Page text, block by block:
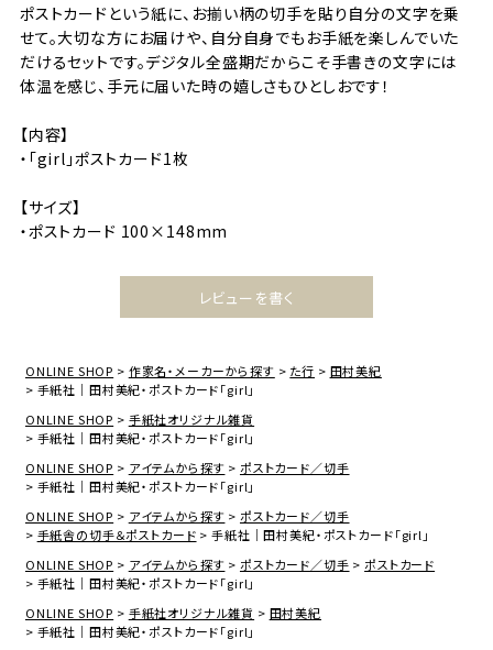
ポストカードという紙に、お揃い柄の切手を貼り自分の文字を乗
せて。大切な方にお届けや、自分自身でもお手紙を楽しんでいた
だけるセットです。デジタル全盛期だからこそ手書きの文字には
体温を感じ、手元に届いた時の嬉しさもひとしおです！
【内容】
・「girl」ポストカード1枚
【サイズ】
・ポストカード 100×148mm
レビューを書く
ONLINE SHOP 作家名・メーカーから探す た行
田村美紀
手紙社｜田村美紀・ポストカード「girl」
ONLINE SHOP
手紙社オリジナル雑貨
手紙社｜田村美紀・ポストカード「girl」
ONLINE SHOP
アイテムから探す
ポストカード／切手
手紙社｜田村美紀・ポストカード「girl」
ONLINE SHOP
アイテムから探す
ポストカード／切手
手紙舎の切手＆ポストカード
手紙社｜田村美紀・ポストカード「girl」
ONLINE SHOP
アイテムから探す ポストカード／切手
ポストカード
手紙社｜田村美紀・ポストカード「girl」
ONLINE SHOP
手紙社オリジナル雑貨
田村美紀
手紙社｜田村美紀・ポストカード「girl」